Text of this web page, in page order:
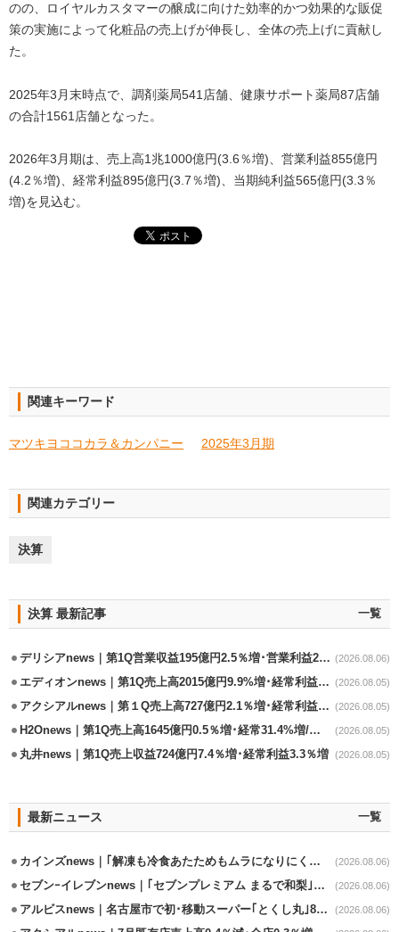
のの、ロイヤルカスタマーの醸成に向けた効率的かつ効果的な販促
策の実施によって化粧品の売上げが伸長し、全体の売上げに貢献し
た。
2025年3月末時点で、調剤薬局541店舗、健康サポート薬局87店舗
の合計1561店舗となった。
2026年3月期は、売上高1兆1000億円(3.6％増)、営業利益855億円
(4.2％増)、経常利益895億円(3.7％増)、当期純利益565億円(3.3％
増)を見込む。
関連キーワード
マツキヨココカラ＆カンパニー 2025年3月期
関連カテゴリー
決算
決算 最新記事 一覧
デリシアnews｜第1Q営業収益195億円2.5％増･営業利益27.8%減 (2026.08.06)
エディオンnews｜第1Q売上高2015億円9.9%増･経常利益127.5%増 (2026.08.05)
アクシアルnews｜第１Q売上高727億円2.1％増･経常利益6.6％減 (2026.08.05)
H2Onews｜第1Q売上高1645億円0.5％増･経常31.4%増/百貨店事業が伸長 (2026.08.05)
丸井news｜第1Q売上収益724億円7.4％増･経常利益3.3％増 (2026.08.05)
最新ニュース 一覧
カインズnews｜｢解凍も冷食あたためもムラになりにくいフラットレンジ｣発売 (2026.08.06)
セブンｰイレブンnews｜｢セブンプレミアム まるで和梨｣8/11から順次発売 (2026.08.06)
アルビスnews｜名古屋市で初･移動スーパー｢とくし丸｣8/4運行開始 (2026.08.06)